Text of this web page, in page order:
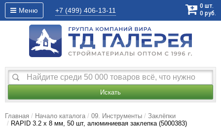
Меню +7 (499) 406-13-11
0 шт.
0 руб.
Искать
Главная Начало каталога 09. Инструменты
Заклёпки
RAPID 3.2 х 8 мм, 50 шт, алюминиевая заклепка (5000383)